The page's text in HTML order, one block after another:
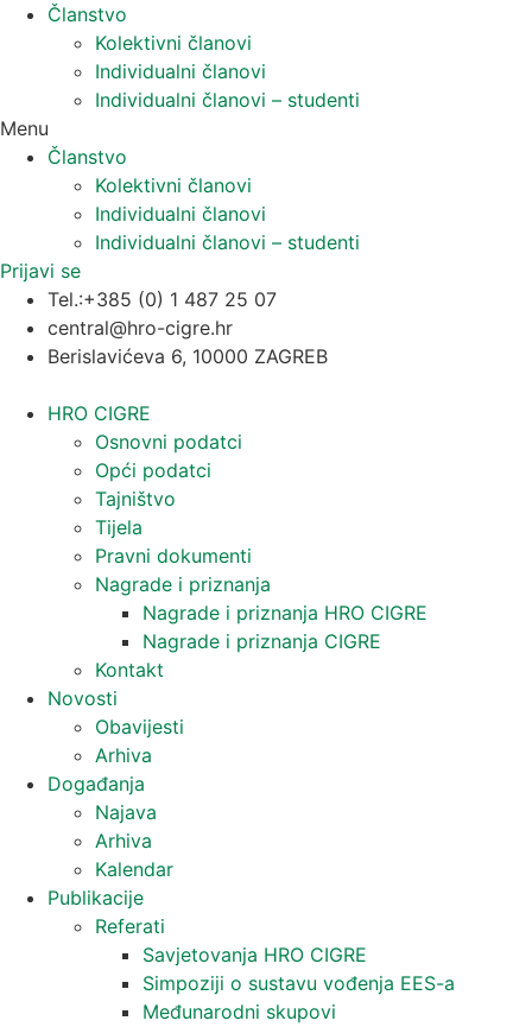
Članstvo
Kolektivni članovi
Individualni članovi
Individualni članovi – studenti
Menu
Članstvo
Kolektivni članovi
Individualni članovi
Individualni članovi – studenti
Prijavi se
Tel.:+385 (0) 1 487 25 07
central@hro-cigre.hr
Berislavićeva 6, 10000 ZAGREB
HRO CIGRE
Osnovni podatci​
Opći podatci
Tajništvo
Tijela
Pravni dokumenti
Nagrade i priznanja
Nagrade i priznanja HRO CIGRE
Nagrade i priznanja CIGRE
Kontakt
Novosti
Obavijesti
Arhiva
Događanja
Najava
Arhiva
Kalendar
Publikacije
Referati
Savjetovanja HRO CIGRE
Simpoziji o sustavu vođenja EES-a
Međunarodni skupovi